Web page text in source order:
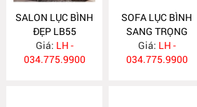
SALON LỤC BÌNH
ĐẸP LB55
Giá: LH -
034.775.9900
SOFA LỤC BÌNH
SANG TRỌNG
LB54
Giá: LH -
034.775.9900